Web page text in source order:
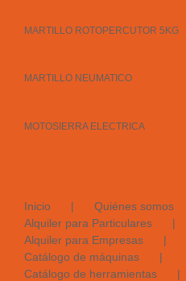
MARTILLO ROTOPERCUTOR 5KG
MARTILLO NEUMATICO
MOTOSIERRA ELECTRICA
Inicio Quiénes somos
Alquiler para Particulares
Alquiler para Empresas
Catálogo de máquinas
Catálogo de herramientas